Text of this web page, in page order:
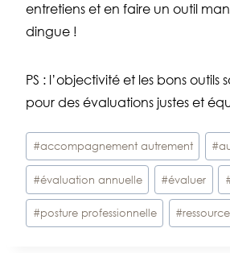
entretiens et en faire un outil
dingue !
PS : l’objectivité et les bons outils
pour des évaluations justes et
Étiquettes
de
la
publication :
#accompagnement autrement #
#évaluation annuelle #évaluer
#posture professionnelle #